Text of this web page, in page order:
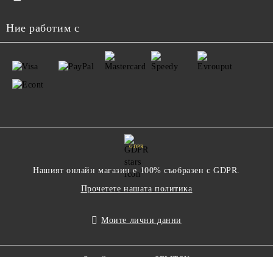
Ние работим с
GDPR
Нашият онлайн магазин е 100% съобразен с GDPR.
Прочетете нашата политика
Моите лични данни